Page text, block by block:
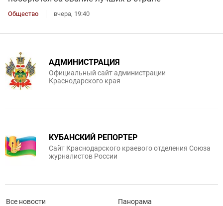
Общество вчера, 19:40
АДМИНИСТРАЦИЯ
Официальный сайт администрации
Краснодарского края
КУБАНСКИЙ РЕПОРТЕР
Сайт Краснодарского краевого отделения Союза
журналистов России
Все новости Панорама